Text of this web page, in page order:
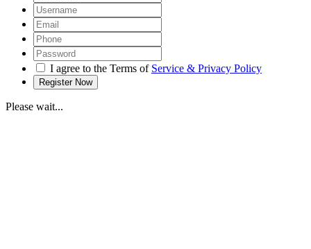
I agree to the Terms of Service & Privacy Policy
Please wait...